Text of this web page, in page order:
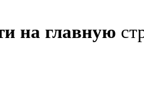
на главную